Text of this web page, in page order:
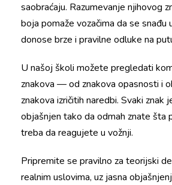
saobraćaju. Razumevanje njihovog
boja pomaže vozačima da se snađu
donose brze i pravilne odluke na
U našoj školi možete pregledati
znakova — od znakova opasnosti i
znakova izričitih naredbi. Svaki znak
objašnjen tako da odmah znate šta
treba da reagujete u vožnji.
Pripremite se pravilno za teorijski
realnim uslovima, uz jasna